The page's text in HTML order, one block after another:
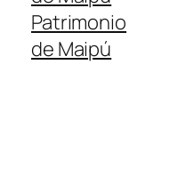
Patrimonio
de Maipú